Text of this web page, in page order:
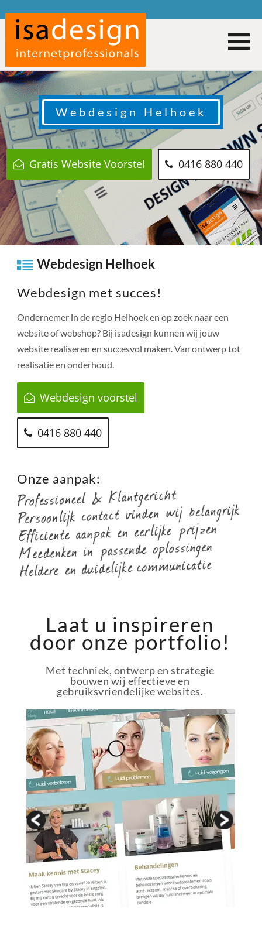
Webdesign Helhoek
Gratis Website Voorstel 0416 880 440
Webdesign Helhoek
Webdesign met succes!
Ondernemer in de regio Helhoeken op zoek naar een
website of webshop? Bij isadesign kunnen wij jouw
website realiseren en succesvol maken. Van ontwerp tot
realisatie en onderhoud.
Webdesign voorstel
0416 880 440
Onze aanpak:
Laat u inspireren
door onze portfolio!
Met techniek, ontwerp en strategie
bouwen wij effectieve en
gebruiksvriendelijke websites.